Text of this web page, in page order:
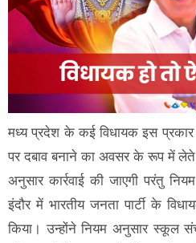
मध्य प्रदेश के कई विधायक इस
पर दबाव बनाने का अवसर के रूप में लेते
अनुसार कार्रवाई की जाएगी परंतु
इंदौर में भारतीय जनता पार्टी के
किया। उन्होंने नियम अनुसार स्कूल